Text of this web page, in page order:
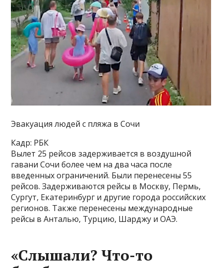
Эвакуация людей с пляжа в Сочи
Кадр: РБК
Вылет 25 рейсов задерживается в воздушной
гавани Сочи более чем на два часа после
введенных ограничений. Были перенесены 55
рейсов. Задерживаются рейсы в Москву, Пермь,
Сургут, Екатеринбург и другие города российских
регионов. Также перенесены международные
рейсы в Анталью, Турцию, Шарджу и ОАЭ.
«Слышали? Что-то